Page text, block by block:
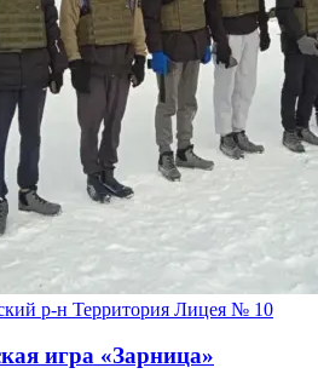
р-н Территория Лицея № 10
игра «Зарница»